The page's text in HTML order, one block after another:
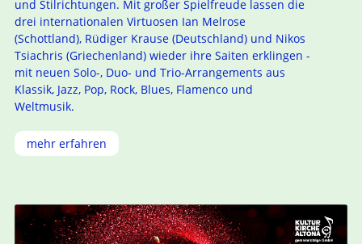
und Stilrichtungen. Mit großer Spielfreude lassen die
drei internationalen Virtuosen Ian Melrose
(Schottland), Rüdiger Krause (Deutschland) und Nikos
Tsiachris (Griechenland) wieder ihre Saiten erklingen -
mit neuen Solo-, Duo- und Trio-Arrangements aus
Klassik, Jazz, Pop, Rock, Blues, Flamenco und
Weltmusik.
mehr erfahren